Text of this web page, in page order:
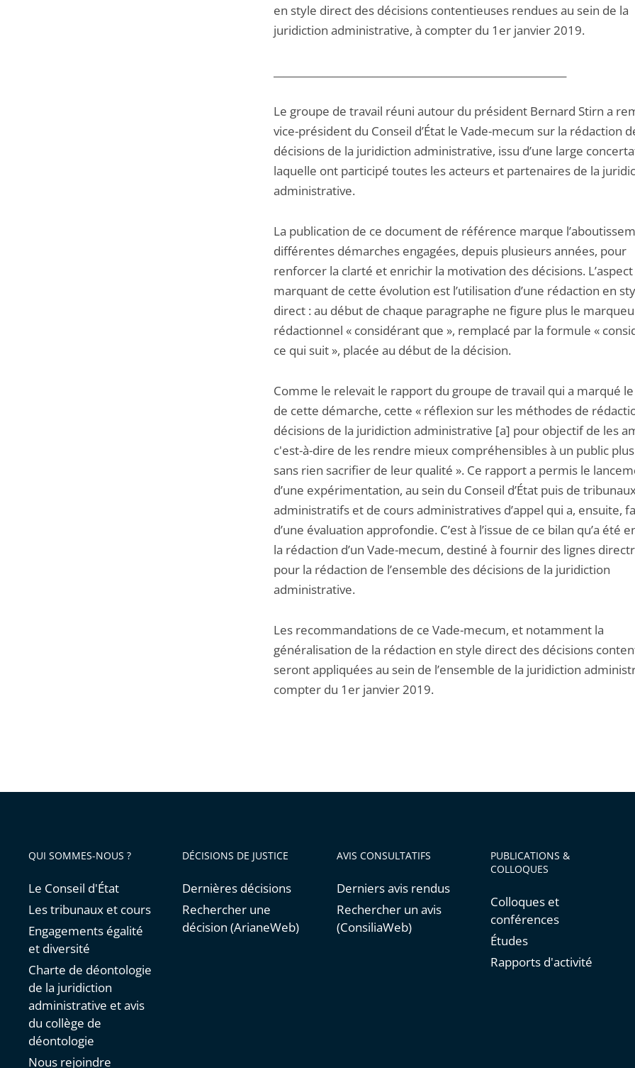
en style direct des décisions contentieuses rendues au sein de la
juridiction administrative, à compter du 1er janvier 2019.
Le groupe de travail réuni autour du président Bernard Stirn a
vice-président du Conseil d’État le Vade-mecum sur la rédaction
décisions de la juridiction administrative, issu d’une large
laquelle ont participé toutes les acteurs et partenaires de la
administrative.
La publication de ce document de référence marque
différentes démarches engagées, depuis plusieurs années, pour
renforcer la clarté et enrichir la motivation des décisions.
marquant de cette évolution est l’utilisation d’une rédaction en
direct : au début de chaque paragraphe ne figure plus le
rédactionnel « considérant que », remplacé par la formule «
ce qui suit », placée au début de la décision.
Comme le relevait le rapport du groupe de travail qui a marqué
de cette démarche, cette « réflexion sur les méthodes de
décisions de la juridiction administrative [a] pour objectif de les
c'est-à-dire de les rendre mieux compréhensibles à un public
sans rien sacrifier de leur qualité ». Ce rapport a permis le
d’une expérimentation, au sein du Conseil d’État puis de
administratifs et de cours administratives d’appel qui a, ensuite,
d’une évaluation approfondie. C’est à l’issue de ce bilan qu’a été
la rédaction d’un Vade-mecum, destiné à fournir des lignes
pour la rédaction de l’ensemble des décisions de la juridiction
administrative.
Les recommandations de ce Vade-mecum, et notamment la
généralisation de la rédaction en style direct des décisions
seront appliquées au sein de l’ensemble de la juridiction
compter du 1er janvier 2019.
QUI SOMMES-NOUS ?
Le Conseil d'État
Les tribunaux et cours
Engagements égalité
et diversité
Charte de déontologie
de la juridiction
administrative et avis
du collège de
déontologie
Nous rejoindre
DÉCISIONS DE JUSTICE
Dernières décisions
Rechercher une
décision (ArianeWeb)
AVIS CONSULTATIFS
Derniers avis rendus
Rechercher un avis
(ConsiliaWeb)
PUBLICATIONS &
COLLOQUES
Colloques et
conférences
Études
Rapports d'activité